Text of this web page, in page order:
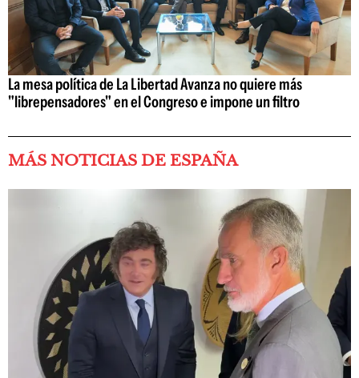
La mesa política de La Libertad Avanza no quiere más
"librepensadores" en el Congreso e impone un filtro
MÁS NOTICIAS DE ESPAÑA